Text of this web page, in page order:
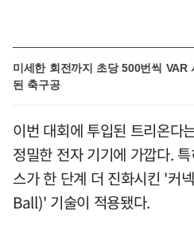
미세한 회전까지 초당 500번씩 VAR
된 축구공
이번 대회에 투입된 트리온다
정밀한 전자 기기에 가깝다.
스가 한 단계 더 진화시킨 '
Ball)' 기술이 적용됐다.